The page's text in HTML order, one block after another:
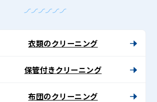
衣類のクリーニング
保管付きクリーニング
布団のクリーニング